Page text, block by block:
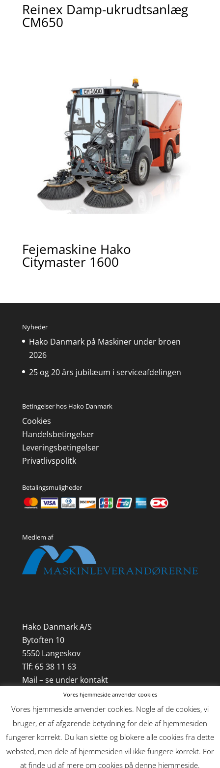
Reinex Damp-ukrudtsanlæg
CM650
Fejemaskine Hako
Citymaster 1600
Nyheder
Hako Danmark på Maskiner under broen
2026
25 og 20 års jubilæum i serviceafdelingen
Betingelser hos Hako Danmark
Cookies
Handelsbetingelser
Leveringsbetingelser
Privatlivspolitk
Betalingsmuligheder
Medlem af
Hako Danmark A/S
Bytoften 10
5550 Langeskov
Tlf: 65 38 11 63
Mail – se under kontakt
CVR-nr. 21 85 18 41
Vores hjemmeside anvender cookies
Vores hjemmeside anvender cookies. Nogle af de cookies, vi
bruger, er af afgørende betydning for dele af hjemmesiden
fungerer korrekt. Du kan slette og blokere alle cookies fra dette
websted, men dele af hjemmesiden vil ikke fungere korrekt. For
at finde ud af mere om cookies på denne hjemmeside.